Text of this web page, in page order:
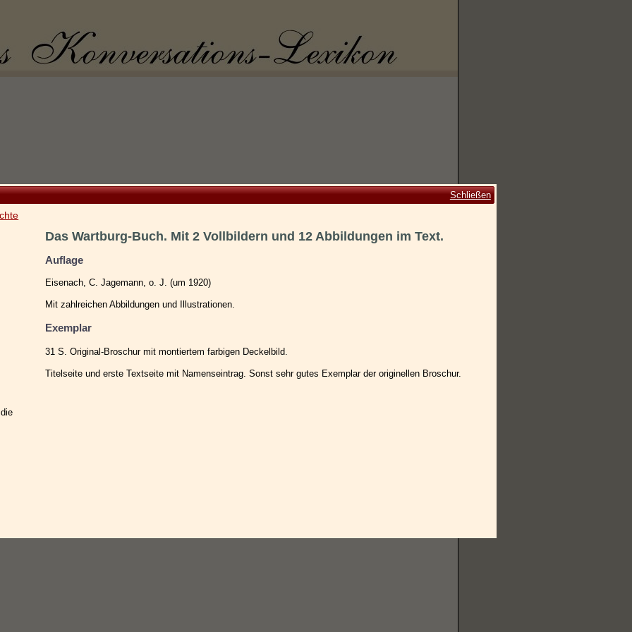
Schließen
Das Wartburg-Buch. Mit 2 Vollbildern und 12 Abbildungen im Text.
Auflage
Eisenach, C. Jagemann, o. J. (um 1920)
Mit zahlreichen Abbildungen und Illustrationen.
Exemplar
31 S. Original-Broschur mit montiertem farbigen Deckelbild.
Titelseite und erste Textseite mit Namenseintrag. Sonst sehr gutes Exemplar der originellen Broschur.